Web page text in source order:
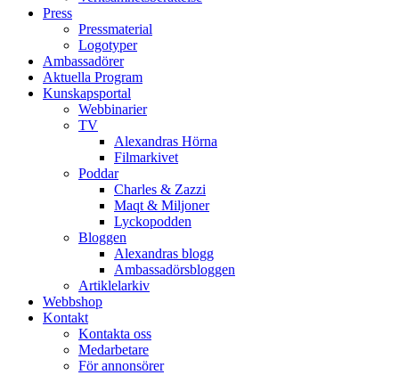
Press
Pressmaterial
Logotyper
Ambassadörer
Aktuella Program
Kunskapsportal
Webbinarier
TV
Alexandras Hörna
Filmarkivet
Poddar
Charles & Zazzi
Maqt & Miljoner
Lyckopodden
Bloggen
Alexandras blogg
Ambassadörsbloggen
Artiklelarkiv
Webbshop
Kontakt
Kontakta oss
Medarbetare
För annonsörer